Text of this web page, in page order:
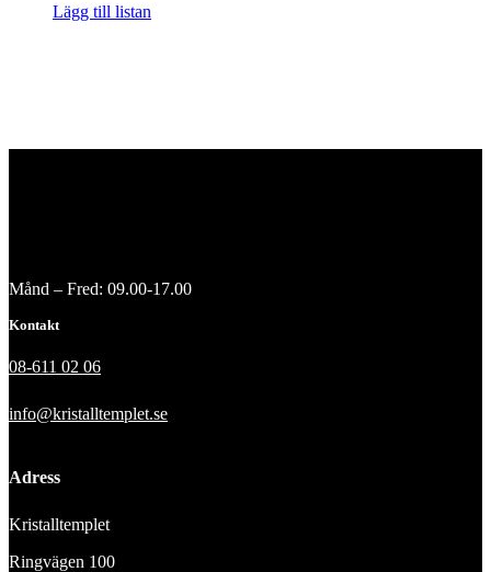
Lägg till listan
Månd – Fred: 09.00-17.00
Kontakt
08-611 02 06
info@kristalltemplet.se
Adress
Kristalltemplet
Ringvägen 100